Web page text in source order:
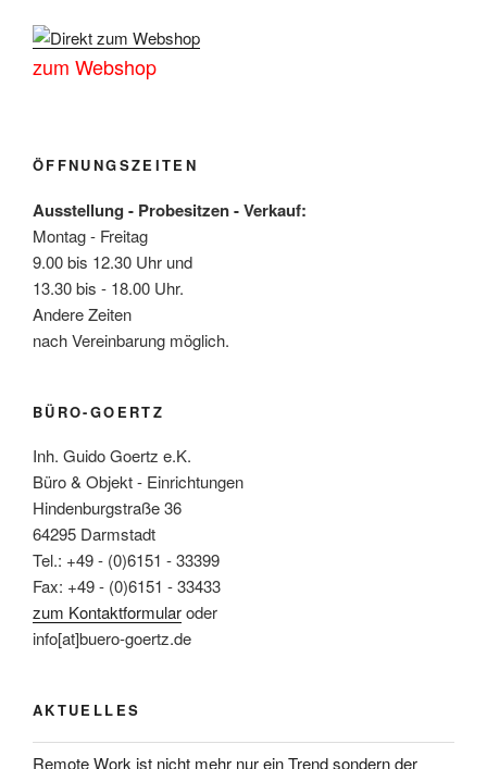
zum Webshop
ÖFFNUNGSZEITEN
Ausstellung - Probesitzen - Verkauf:
Montag - Freitag
9.00 bis 12.30 Uhr und
13.30 bis - 18.00 Uhr.
Andere Zeiten
nach Vereinbarung möglich.
BÜRO-GOERTZ
Inh. Guido Goertz e.K.
Büro & Objekt - Einrichtungen
Hindenburgstraße 36
64295 Darmstadt
Tel.: +49 - (0)6151 - 33399
Fax: +49 - (0)6151 - 33433
zum Kontaktformularoder
info[at]buero-goertz.de
AKTUELLES
Remote Work ist nicht mehr nur ein Trend sondern der